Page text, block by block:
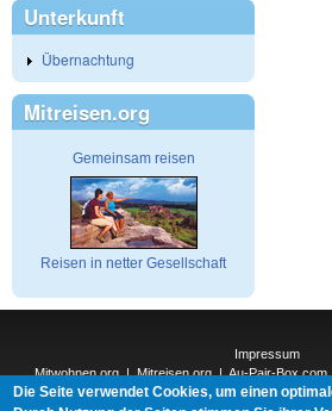
Unterkunft
Übernachtung
Mitreisen.org
Gemeinsam reisen
Reisen in netter Gesellschaft
Impressum
Mitwohnen.org|Mitreisen.org|Au-Pair-Box.com
Under.org |
Die Seite verwendet Cookies, um einen